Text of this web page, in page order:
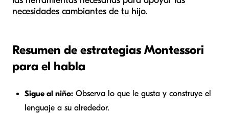
necesidades cambiantes de tu hijo.
Resumen de estrategias Montessori
para el habla
Sigue al niño: Observa lo que le gusta y construye el
lenguaje a su alrededor.